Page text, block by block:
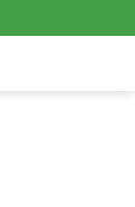
Brigif